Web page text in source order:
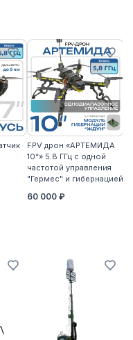
FPV дрон «АРТЕМИДА
10“» 5.8 ГГц с одной
частотой управления
"Гермес" и гибернацией
60 000 ₽